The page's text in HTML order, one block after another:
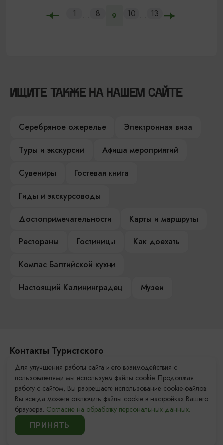
1 ... 8 9 10 ... 13
ИЩИТЕ ТАКЖЕ НА НАШЕМ САЙТЕ
Серебряное ожерелье
Электронная виза
Туры и экскурсии
Афиша мероприятий
Сувениры
Гостевая книга
Гиды и экскурсоводы
Достопримечательности
Карты и маршруты
Рестораны
Гостиницы
Как доехать
Компас Балтийской кухни
Настоящий Калининградец
Музеи
Контакты Туристского
информационного центра
+7 (4012) 555-200
8 (800) 200-55-39
info@visit-kaliningrad.ru
Для улучшения работы сайта и его взаимодействия с
пользователями мы используем файлы cookie. Продолжая
работу с сайтом, Вы разрешаете использование cookie-файлов.
Вы всегда можете отключить файлы cookie в настройках Вашего
браузера. Согласие на обработку персональных данных.
ПРИНЯТЬ